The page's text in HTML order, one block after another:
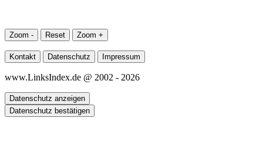
Zoom - Reset Zoom +
Kontakt Datenschutz Impressum
www.LinksIndex.de @ 2002 - 2026
Datenschutz anzeigen
Datenschutz bestätigen